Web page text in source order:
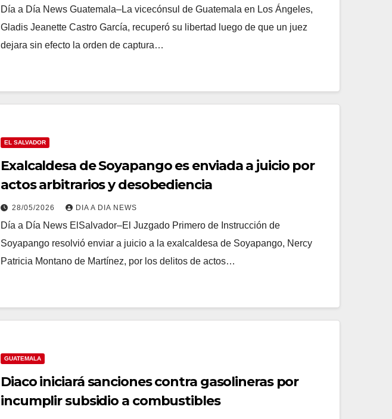
Día a Día News Guatemala–La vicecónsul de Guatemala en Los Ángeles,
Gladis Jeanette Castro García, recuperó su libertad luego de que un juez
dejara sin efecto la orden de captura…
EL SALVADOR
Exalcaldesa de Soyapango es enviada a juicio por
actos arbitrarios y desobediencia
28/05/2026 DIA A DIA NEWS
Día a Día News ElSalvador–El Juzgado Primero de Instrucción de
Soyapango resolvió enviar a juicio a la exalcaldesa de Soyapango, Nercy
Patricia Montano de Martínez, por los delitos de actos…
GUATEMALA
Diaco iniciará sanciones contra gasolineras por
incumplir subsidio a combustibles